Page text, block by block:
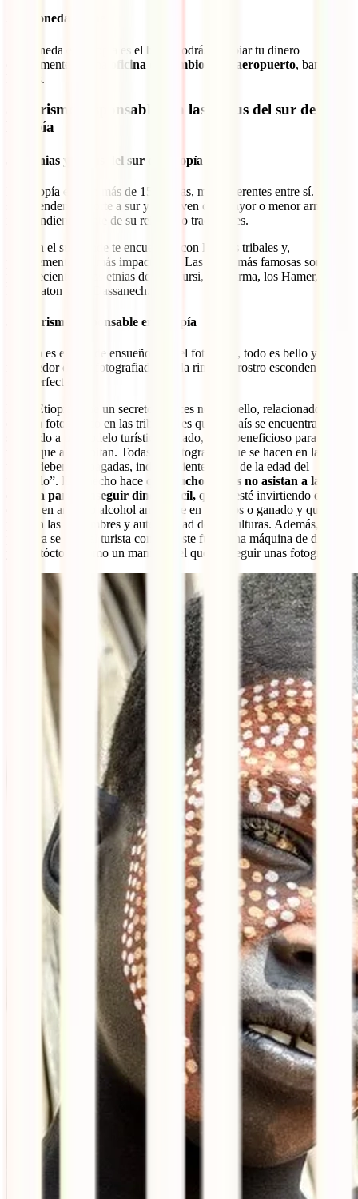
2.4 Moneda etíope
La moneda en Etiopía es el birr
. Podrás cambiar tu dinero
directamente en una
oficina de cambio en el aeropuerto, bancos u
hoteles.
3. Turismo responsable con las tribus del sur de
Etiopía
3.1 Etnias y tribus del sur de Etiopía
En Etiopía existen más de 150 etnias, muy diferentes entre sí. Éstas
se extienden de norte a sur y conviven con mayor o menor armonía,
independientemente de su religión o tradiciones.
Será en el sur donde te encuentres con las más tribales y,
posiblemente, las más impactantes. Las tribus más famosas son las
pertenecientes a las etnias de los Mursi, los Surma, los Hamer, los
Nyangaton y los Dassanech.
3.2 Turismo responsable en Etiopía
Etiopía es el país de ensueño para el fotógrafo, todo es bello y
merecedor de ser fotografiado. Cada rincón y rostro esconden “la
foto perfecta”.
Pero, Etiopía tiene un secreto a voces no tan bello, relacionado con
el tema fotográfico en las tribus
Y es que, el país se encuentra
sometido a un modelo turístico viciado, nada beneficioso para las
tribus que allí habitan. Todas las fotografías que se hacen en las
tribus deben ser pagadas, independientemente de la edad del
“modelo”. Este hecho hace que
muchos niños no asistan a la
escuela para conseguir dinero fácil, que se esté invirtiendo el
dinero en armas o alcohol antes que en cultivos o ganado y que se
pierdan las costumbres y autenticidad de las culturas. Además,
provoca se trate al turista como si este fuera una máquina de dinero
y al autóctono como un maniquí del que conseguir unas fotografías.